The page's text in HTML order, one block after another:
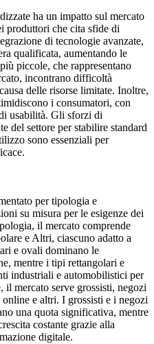
ha un impatto sul mercato
produttori che cita sfide di
di tecnologie avanzate,
qualificata, aumentando le
piccole, che rappresentano
incontrano difficoltà
delle risorse limitate. Inoltre,
i consumatori, con
usabilità. Gli sforzi di
del settore per stabilire standard
sono essenziali per
per tipologia e
su misura per le esigenze dei
il mercato comprende
e Altri, ciascuno adatto a
e ovali dominano le
mentre i tipi rettangolari e
industriali e automobilistici per
mercato serve grossisti, negozi
e altri. I grossisti e i negozi
una quota significativa, mentre
costante grazie alla
digitale.